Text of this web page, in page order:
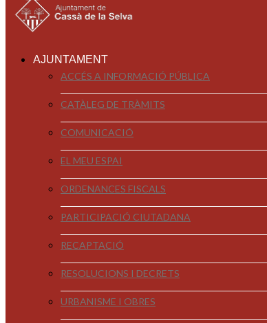
AJUNTAMENT
ACCÉS A INFORMACIÓ PÚBLICA
CATÀLEG DE TRÀMITS
COMUNICACIÓ
EL MEU ESPAI
ORDENANCES FISCALS
PARTICIPACIÓ CIUTADANA
RECAPTACIÓ
RESOLUCIONS I DECRETS
URBANISME I OBRES